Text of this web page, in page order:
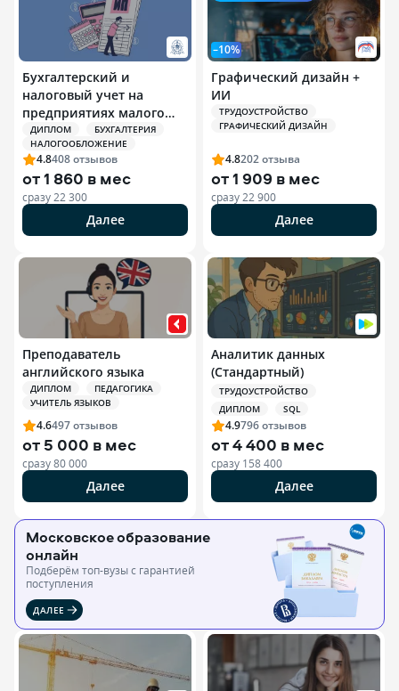
Бухгалтерский и
налоговый учет на
предприятиях малого
бизнеса и
индивидуальных
предпринимателей (ИП)
ДИПЛОМ
БУХГАЛТЕРИЯ
НАЛОГООБЛОЖЕНИЕ
4.8408отзывов
от1 860 в мес
сразу 22 300
Далее
–10%
Графический дизайн +
ИИ
ТРУДОУСТРОЙСТВО
ГРАФИЧЕСКИЙ ДИЗАЙН
4.8202отзыва
от1 909 в мес
сразу 22 900
Далее
Преподаватель
английского языка
ДИПЛОМ
ПЕДАГОГИКА
УЧИТЕЛЬ ЯЗЫКОВ
4.6497отзывов
от 5 000 в мес
сразу80 000
Далее
Аналитик данных
(Стандартный)
ТРУДОУСТРОЙСТВО
ДИПЛОМ
SQL
4.9796отзывов
от4 400 в мес
сразу 158 400
Далее
Московское образование
онлайн
Подберём топ-вузы c гарантией
поступления
ДАЛЕЕ